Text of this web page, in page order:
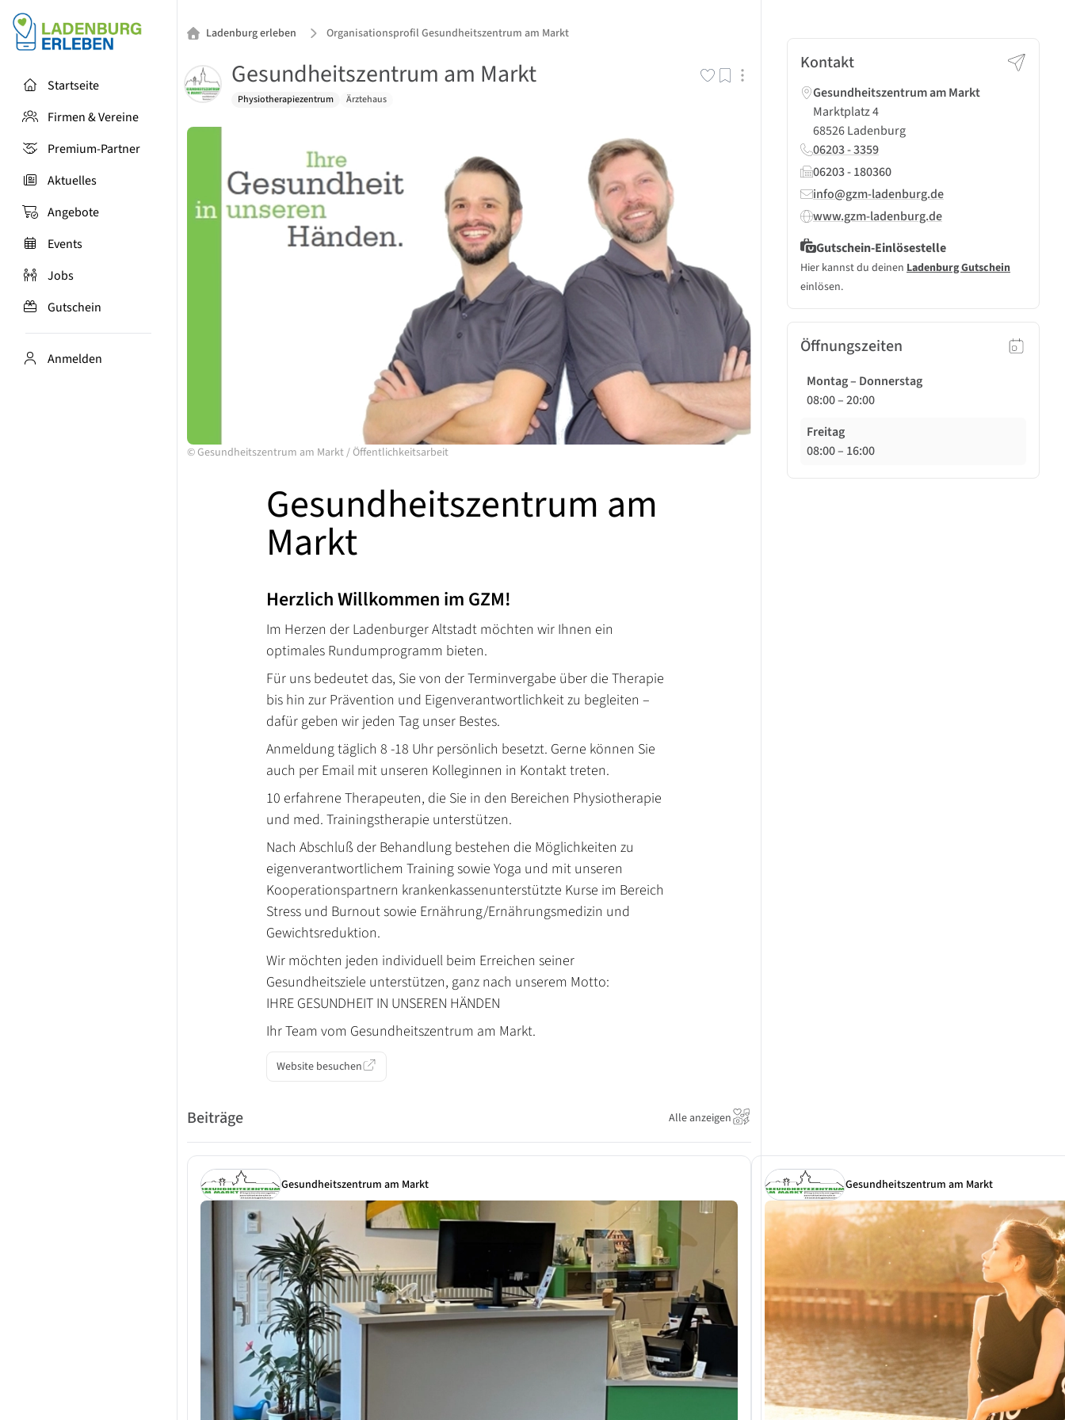
Startseite
Firmen & Vereine
Premium-Partner
Aktuelles
Angebote
Events
Jobs
Gutschein
Anmelden
Ladenburg erleben Organisationsprofil Gesundheitszentrum am Markt
Gesundheitszentrum am Markt
Physiotherapiezentrum Ärztehaus
©Gesundheitszentrum am Markt/Öffentlichkeitsarbeit
Gesundheitszentrum am
Markt
Herzlich Willkommen im GZM!
Im Herzen der Ladenburger Altstadt möchten wir Ihnen ein
optimales Rundumprogramm bieten.
Für uns bedeutet das, Sie von der Terminvergabe über die Therapie
bis hin zur Prävention und Eigenverantwortlichkeit zu begleiten –
dafür geben wir jeden Tag unser Bestes.
Anmeldung täglich 8 -18 Uhr persönlich besetzt. Gerne können Sie
auch per Email mit unseren Kolleginnen in Kontakt treten.
10 erfahrene Therapeuten, die Sie in den Bereichen Physiotherapie
und med. Trainingstherapie unterstützen.
Nach Abschluß der Behandlung bestehen die Möglichkeiten zu
eigenverantwortlichem Training sowie Yoga und mit unseren
Kooperationspartnern krankenkassenunterstützte Kurse im Bereich
Stress und Burnout sowie Ernährung/Ernährungsmedizin und
Gewichtsreduktion.
Wir möchten jeden individuell beim Erreichen seiner
Gesundheitsziele unterstützen, ganz nach unserem Motto:
IHRE GESUNDHEIT IN UNSEREN HÄNDEN
Ihr Team vom Gesundheitszentrum am Markt.
Website besuchen
Beiträge Alle anzeigen
Gesundheitszentrum am Markt Gesundheitszentrum am Markt
Kontakt
Gesundheitszentrum am Markt
Marktplatz 4
68526 Ladenburg
06203 - 3359
06203 - 180360
info@gzm-ladenburg.de
www.gzm-ladenburg.de
Gutschein-Einlösestelle
Hier kannst du deinen Ladenburg Gutschein
einlösen.
Öffnungszeiten
Montag – Donnerstag
08:00–20:00
Freitag
08:00– 16:00